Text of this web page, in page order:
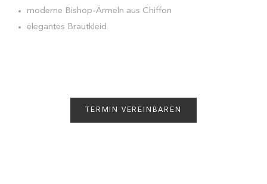
moderne Bishop-Ärmeln aus Chiffon
elegantes Brautkleid
TERMIN VEREINBAREN